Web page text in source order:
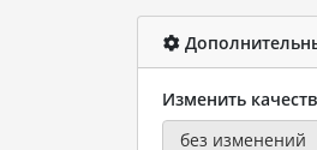
Изменить